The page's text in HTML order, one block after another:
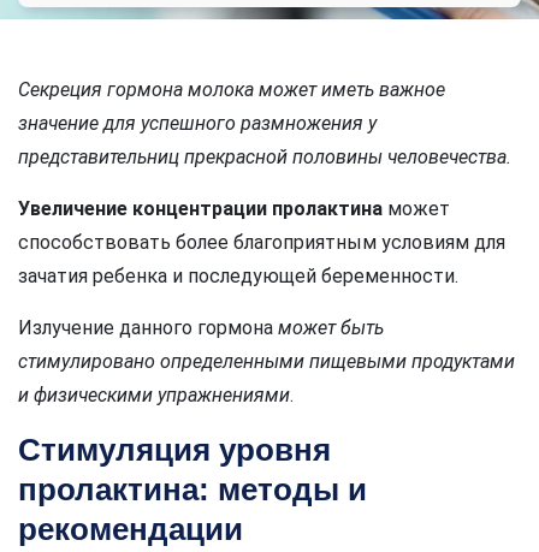
Секреция гормона молока может иметь важное
значение для успешного размножения у
представительниц прекрасной половины человечества.
Увеличение концентрации пролактина может
способствовать более благоприятным условиям для
зачатия ребенка и последующей беременности.
Излучение данного гормона может быть
стимулировано определенными пищевыми продуктами
и физическими упражнениями.
Стимуляция уровня
пролактина: методы и
рекомендации